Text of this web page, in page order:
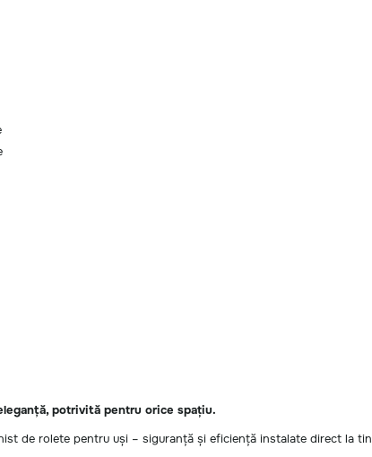
potrivită pentru orice spațiu.
de rolete pentru uși – siguranță și eficiență instalate direct la